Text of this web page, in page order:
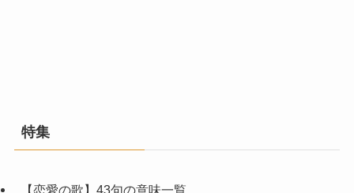
特集
【恋愛の歌】43句の意味一覧